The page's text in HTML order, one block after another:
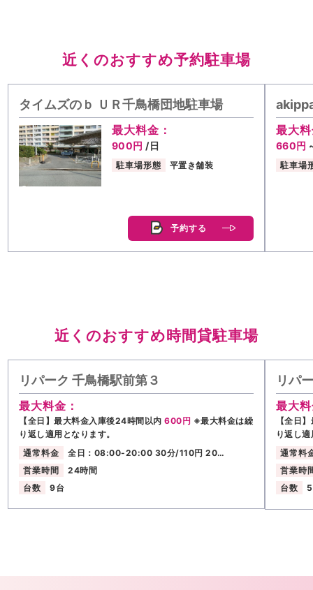
近くのおすすめ予約駐車場
タイムズのｂ ＵＲ千鳥橋団地駐車場
最大料金：
900円 /日
駐車場形態 平置き舗装
予約する
最大
660円
駐車場
近くのおすすめ時間貸駐車場
リパーク 千鳥橋駅前第３
最大料金：
【全日】最大料金入庫後24時間以内600円 ※最大料金は繰
り返し適用となります。
通常料金
全日：08:00-20:00 30分/110円 20…
営業時間
24時間
台数
9台
リパ
最大
【全日
り返し
通常料
営業時
台数